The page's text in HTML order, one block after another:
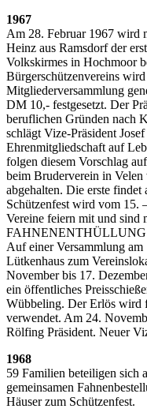
1967
Am 28. Februar 1967 wird
Heinz aus Ramsdorf der
Volkskirmes in Hochmoor
Bürgerschützenvereins
Mitgliederversammlung
DM 10,- festgesetzt. Der
beruflichen Gründen nach
schlägt Vize-Präsident
Ehrenmitgliedschaft auf
folgen diesem Vorschlag
beim Bruderverein in
abgehalten. Die erste findet
Schützenfest wird vom 15.
Vereine feiern mit und sind
FAHNENENTHÜLLUNG
Auf einer Versammlung
Lütkenhaus zum
November bis 17.
ein öffentliches
Wübbeling. Der Erlös wird
verwendet. Am 24.
Rölfing Präsident. Neuer
1968
59 Familien beteiligen sich
gemeinsamen
Häuser zum Schützenfest.